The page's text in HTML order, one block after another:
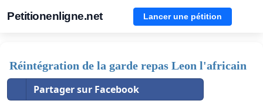
Petitionenligne.net Lancer une pétition
Réintégration de la garde repas Leon l'africain
Partager sur Facebook